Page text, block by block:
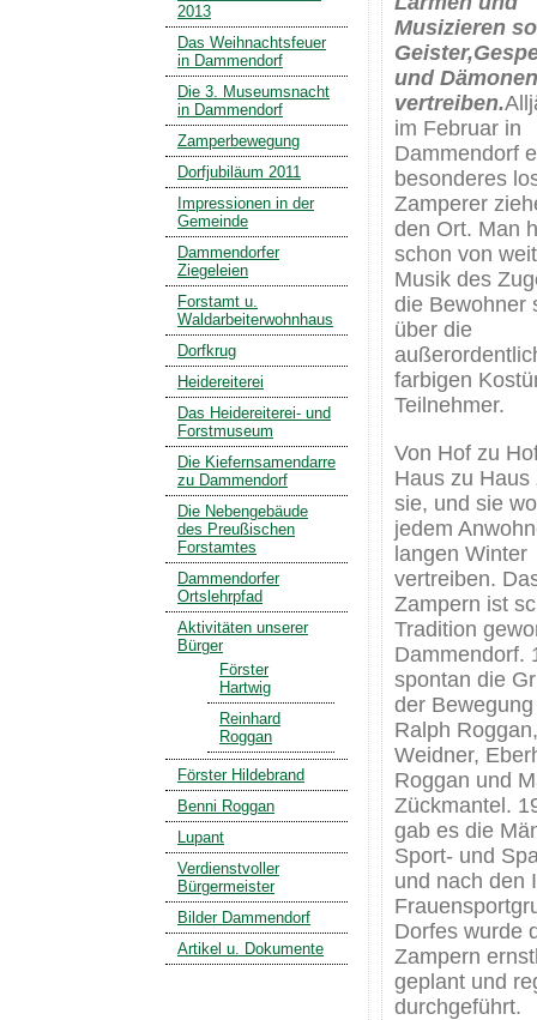
Musizieren
und Dämonen
vertreiben.
im Februar in
Dammendorf
besonderes
Zamperer
den Ort. Man
schon von
Musik des
die Bewohner
über die
farbigen
Teilnehmer.
Von Hof zu
Haus zu Haus
sie, und sie
jedem
langen Winter
vertreiben.
Zampern ist
Tradition
Dammendorf.
spontan die
der
Ralph
Weidner,
Roggan und
Zückmantel.
gab es die
Sport- und
und nach den
Dorfes wurde
Zampern
geplant und
durchgeführt.
2013
Das Weihnachtsfeuer
in Dammendorf
Die 3. Museumsnacht
in Dammendorf
Zamperbewegung
Dorfjubiläum 2011
Impressionen in der
Gemeinde
Dammendorfer
Ziegeleien
Forstamt u.
Waldarbeiterwohnhaus
Dorfkrug
Heidereiterei
Das Heidereiterei- und
Forstmuseum
Die Kiefernsamendarre
zu Dammendorf
Die Nebengebäude
des Preußischen
Forstamtes
Dammendorfer
Ortslehrpfad
Aktivitäten unserer
Bürger
Förster
Hartwig
Reinhard
Roggan
Förster Hildebrand
Benni Roggan
Lupant
Verdienstvoller
Bürgermeister
Bilder Dammendorf
Artikel u. Dokumente